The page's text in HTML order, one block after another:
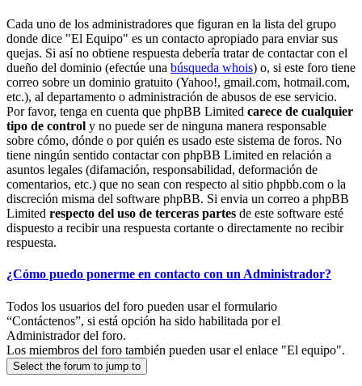
Cada uno de los administradores que figuran en la lista del grupo
donde dice "El Equipo" es un contacto apropiado para enviar sus
quejas. Si así no obtiene respuesta debería tratar de contactar con el
dueño del dominio (efectúe una búsqueda whois) o, si este foro tiene
correo sobre un dominio gratuito (Yahoo!, gmail.com, hotmail.com,
etc.), al departamento o administración de abusos de ese servicio.
Por favor, tenga en cuenta que phpBB Limited carece de cualquier
tipo de control y no puede ser de ninguna manera responsable
sobre cómo, dónde o por quién es usado este sistema de foros. No
tiene ningún sentido contactar con phpBB Limited en relación a
asuntos legales (difamación, responsabilidad, deformación de
comentarios, etc.) que no sean con respecto al sitio phpbb.com o la
discreción misma del software phpBB. Si envia un correo a phpBB
Limited respecto del uso de terceras partes de este software esté
dispuesto a recibir una respuesta cortante o directamente no recibir
respuesta.
¿Cómo puedo ponerme en contacto con un Administrador?
Todos los usuarios del foro pueden usar el formulario
“Contáctenos”, si está opción ha sido habilitada por el
Administrador del foro.
Los miembros del foro también pueden usar el enlace "El equipo".
Select the forum to jump to